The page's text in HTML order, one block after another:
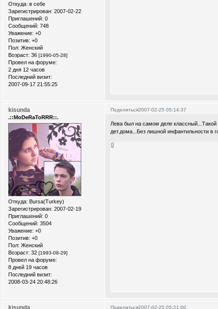
Откуда: в себе
Зарегистрирован: 2007-02-22
Приглашений: 0
Сообщений: 748
Уважение: +0
Позитив: +0
Пол: Женский
Возраст: 36 [1990-05-28]
Провел на форуме:
2 дня 12 часов
Последний визит:
2007-09-17 21:55:25
Поделиться2007-02-25 05:14:37
kisunda
.::MoDeRaToRRR::.
Откуда: Bursa(Turkey)
Зарегистрирован: 2007-02-19
Приглашений: 0
Сообщений: 3504
Уважение: +0
Позитив: +0
Пол: Женский
Возраст: 32 [1993-08-29]
Провел на форуме:
8 дней 19 часов
Последний визит:
2008-03-24 20:48:26
Лева был на самом деле классный...Такой
дет.дома...Без лишной инфантильности в
0
Поделиться2007-02-25 05:21:00